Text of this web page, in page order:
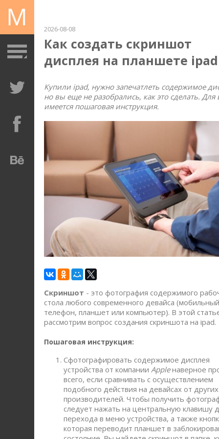
2026-08-08
Как создать скриншот
дисплея на планшете ipad
Купили ipad, нужно запечатлеть содержимое
но вы еще не разобрались, как это сделать. Для
имеется пошаговая инструкция.
Скриншот - это фотография содержимого
стола любого современного девайса (мобильный
телефон, планшет или компьютер). В этой
рассмотрим вопрос создания скриншота на ipad.
Пошаговая инструкция:
Сфотографировать содержимое дисплея
устройства от компании Appleнаверное
всего, если сравнивать с осуществлением
подобного действия на девайсах от других
производителей. Чтобы получить
следует нажать на центральную клавишу
перехода в меню устройства, а также
которая переводит планшет в